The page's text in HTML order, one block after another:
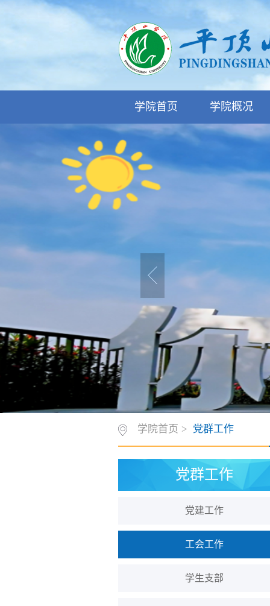
学院首页 学院概况
学院首页 > 党群工作
党群工作
党建工作
工会工作
学生支部